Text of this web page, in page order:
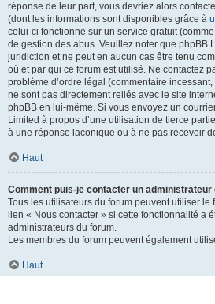
réponse de leur part, vous devriez alors
(dont les informations sont disponibles grâce à
celui-ci fonctionne sur un service gratuit
de gestion des abus. Veuillez noter que phpBB
juridiction et ne peut en aucun cas être tenu
où et par qui ce forum est utilisé. Ne contactez
problème d’ordre légal (commentaire
ne sont pas directement reliés avec le site
phpBB en lui-même. Si vous envoyez un
Limited à propos d’une utilisation de tierce
à une réponse laconique ou à ne pas recevoir
Haut
Comment puis-je contacter un administrateur
Tous les utilisateurs du forum peuvent utiliser
lien « Nous contacter » si cette fonctionnalité a
administrateurs du forum.
Les membres du forum peuvent également
Haut